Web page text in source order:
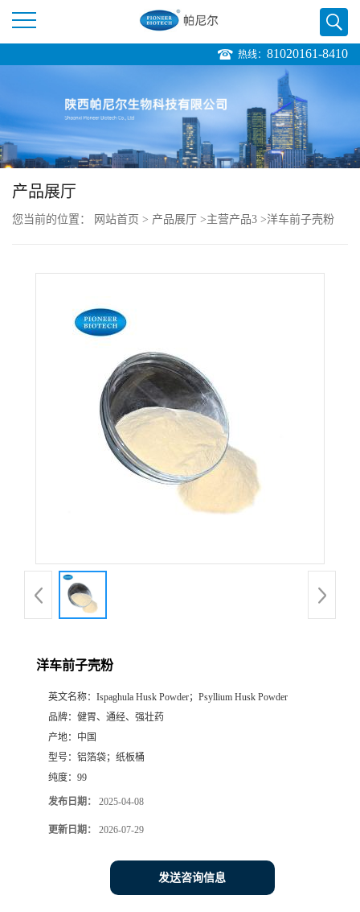
页
公
厅
热线： 81020161-8410
产品展厅
您当前的位置： 网站首页 > 产品展厅 >主营产品3 >洋车前子壳粉
洋车前子壳粉
英文名称： Ispaghula Husk Powder；Psyllium Husk Powder
品牌： 健胃、通经、强壮药
产地： 中国
型号： 铝箔袋；纸板桶
纯度： 99
发布日期： 2025-04-08
更新日期： 2026-07-29
发送咨询信息